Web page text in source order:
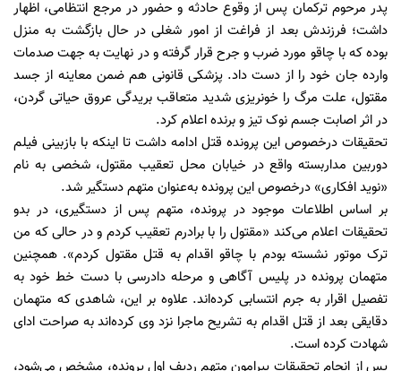
پدر مرحوم ‌ترکمان پس از وقوع حادثه و حضور در مرجع انتظامی، اظهار
داشت؛ فرزندش بعد از فراغت از امور شغلی در حال بازگشت به منزل
بوده که با چاقو مورد ضرب و جرح قرار گرفته و در نهایت به جهت صدمات
وارده جان خود را از دست داد. پزشکی قانونی هم ضمن معاینه از جسد
مقتول، علت مرگ را خونریزی شدید متعاقب بریدگی عروق حیاتی گردن،
در اثر اصابت جسم نوک تیز و برنده اعلام کرد.
تحقیقات درخصوص این پرونده قتل ادامه داشت تا اینکه با بازبینی فیلم
دوربین مداربسته واقع در خیابان محل تعقیب مقتول، شخصی به نام
«نوید افکاری» درخصوص این پرونده به‌عنوان متهم دستگیر شد.
بر اساس اطلاعات موجود در پرونده، متهم پس از دستگیری، در بدو
تحقیقات اعلام می‌کند «مقتول را با برادرم تعقیب کردم و در حالی که من
‌ترک موتور نشسته بودم با چاقو اقدام به قتل مقتول کردم». همچنین
متهمان پرونده در پلیس آگاهی و مرحله دادرسی با دست خط خود به
تفصیل اقرار به جرم انتسابی کرده‌اند. علاوه ‌بر این، شاهدی که متهمان
دقایقی بعد از قتل اقدام به تشریح ماجرا نزد وی کرده‌اند به صراحت ادای
شهادت کرده است.